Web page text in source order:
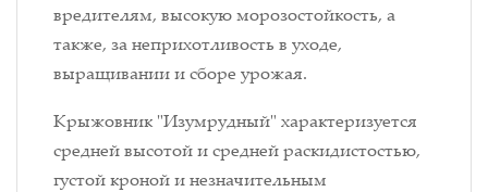
вредителям, высокую морозостойкость, а
также, за неприхотливость в уходе,
выращивании и сборе урожая.
Крыжовник "Изумрудный" характеризуется
средней высотой и средней раскидистостью,
густой кроной и незначительным